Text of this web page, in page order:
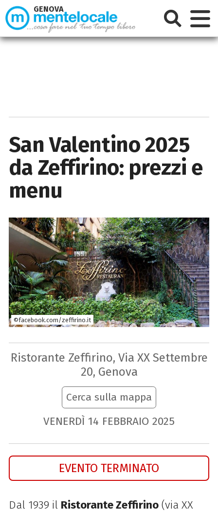
San Valentino 2025
da Zeffirino: prezzi e
menu
©facebook.com/zeffirino.it
Ristorante Zeffirino, Via XX Settembre
20, Genova
Cerca sulla mappa
VENERDÌ 14 FEBBRAIO 2025
EVENTO TERMINATO
Dal 1939 il Ristorante Zeffirino(via XX
GENOVA